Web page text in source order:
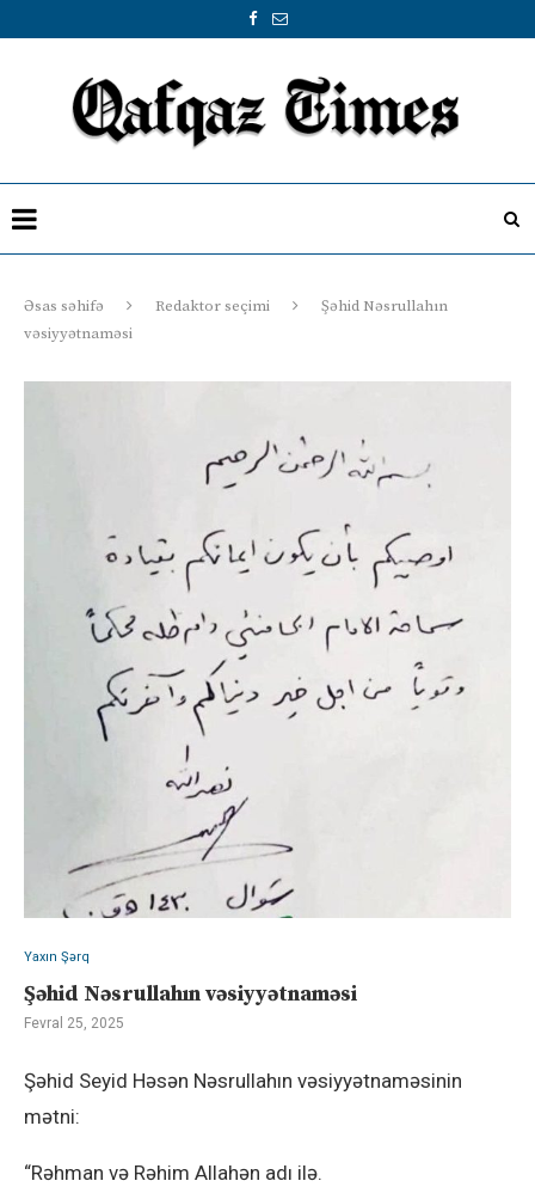
Əsas səhifə Redaktor seçimi
Şəhid Nəsrullahın
vəsiyyətnaməsi
Yaxın Şərq
Şəhid Nəsrullahın vəsiyyətnaməsi
Fevral 25, 2025
Şəhid Seyid Həsən Nəsrullahın vəsiyyətnaməsinin
mətni:
“Rəhman və Rəhim Allahən adı ilə.